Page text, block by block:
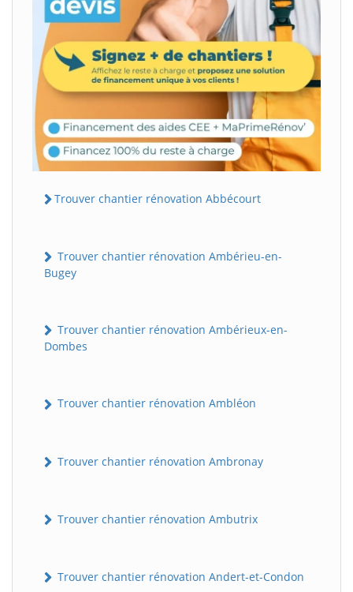
Trouver chantier rénovation Abbécourt
Trouver chantier rénovation Ambérieu-en-
Bugey
Trouver chantier rénovation Ambérieux-en-
Dombes
Trouver chantier rénovation Ambléon
Trouver chantier rénovation Ambronay
Trouver chantier rénovation Ambutrix
Trouver chantier rénovation Andert-et-Condon